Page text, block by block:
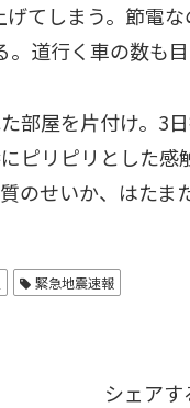
てしまう。節電
道行く車の数も目
部屋を片付け。3
ピリピリとした
のせいか、はたま
緊急地震速報
シェアす